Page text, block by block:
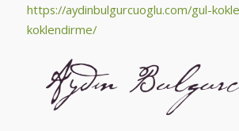
https://aydinbulgurcuoglu.com/gul-
koklendirme/